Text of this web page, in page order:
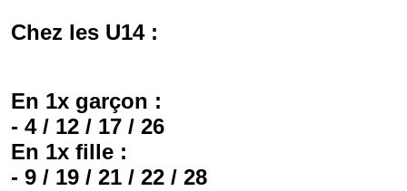
Chez les U14 :
En 1x garçon :
- 4 / 12 / 17 / 26
En 1x fille :
- 9 / 19 / 21 / 22 / 28